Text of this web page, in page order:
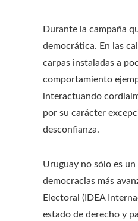
Durante la campaña
democrática. En las
carpas instaladas a
comportamiento
interactuando
por su carácter
desconfianza.
Uruguay no sólo es
democracias más
Electoral (IDEA
estado de derecho y